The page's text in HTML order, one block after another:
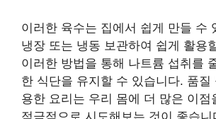
이러한 육수는 집에서 쉽게 만들 수
냉장 또는 냉동 보관하여 쉽게 활용
이러한 방법을 통해 나트륨 섭취를
한 식단을 유지할 수 있습니다. 품질
용한 요리는 우리 몸에 더 많은 이점